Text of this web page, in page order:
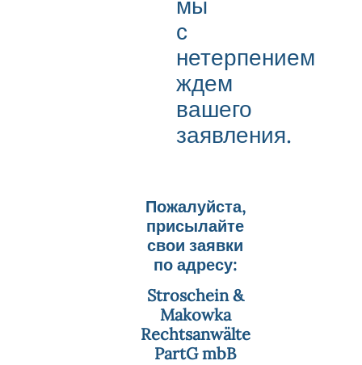
с
нетерпением
ждем
вашего
заявления.
Пожалуйста,
присылайте
свои заявки
по адресу:
Stroschein &
Makowka
Rechtsanwälte
PartG mbB